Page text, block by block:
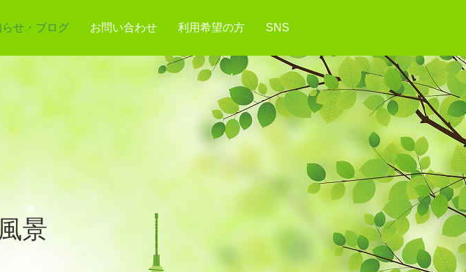
らせ・ブログ お問い合わせ 利用希望の方 SNS
景